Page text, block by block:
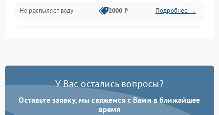
Программное обеспечение
Не распыляет воду 2000 ₽ Подробнее →
Проблемы с набором
Не работает сушилка 2100 ₽ Подробнее →
У Вас остались вопросы?
Оставьте заявку, мы свяжемся с Вами в ближайшее
время